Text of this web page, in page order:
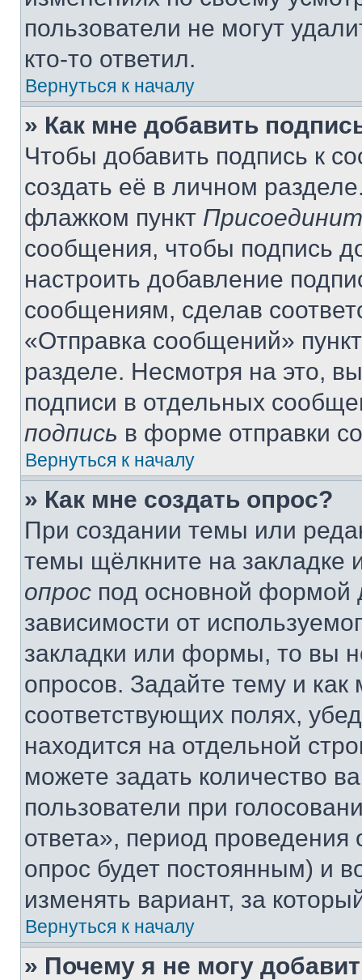
пользователи не могут
кто-то ответил.
Вернуться к началу
» Как мне добавить
Чтобы добавить подпись к
создать её в личном
флажком пункт
сообщения, чтобы подпись
настроить добавление
сообщениям, сделав
«Отправка сообщений»
разделе. Несмотря на это,
подписи в отдельных
подпись в форме отправки
Вернуться к началу
» Как мне создать опрос?
При создании темы или
темы щёлкните на
опрос под основной формой
зависимости от
закладки или формы, то вы
опросов. Задайте тему и
соответствующих полях,
находится на отдельной
можете задать количество
пользователи при
ответа», период проведения
опрос будет постоянным) и
изменять вариант, за
Вернуться к началу
» Почему я не могу